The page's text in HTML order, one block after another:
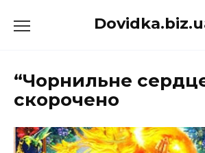
до
“Чорнильне
скорочено